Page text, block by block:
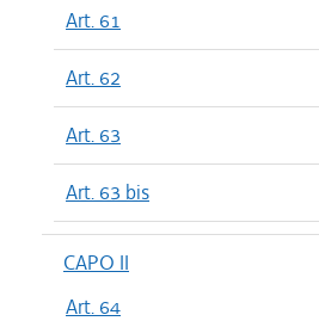
Art. 61
Art. 62
Art. 63
Art. 63 bis
CAPO II
Art. 64